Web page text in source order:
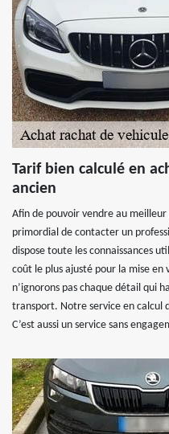
Tarif bien calculé en
ancien
Afin de pouvoir vendre au
primordial de contacter un
dispose toute les connaissances
coût le plus ajusté pour la mise
n’ignorons pas chaque détail qui
transport. Notre service en
C’est aussi un service sans